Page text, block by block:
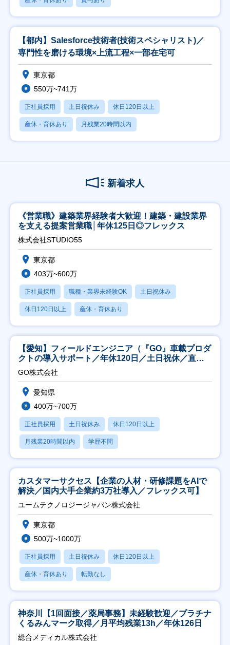
【都内】Salesforce技術者(技術スペシャリスト)／
専門性を磨ける環境×上流工程×一部在宅可
東京都
550万~741万
正社員採用 土日祝休み 休日120日以上
産休・育休あり 月残業20時間以内
新着求人
《営業職》建築業界経験者大歓迎！建築・建設業界
を支える提案営業職│年休125日◎フレックス
株式会社STUDIO55
東京都
403万~600万
正社員採用 職種・業界未経験OK 土日祝休み
休日120日以上 産休・育休あり
【愛知】フィールドエンジニア（『GO』車載プロダ
クトの導入サポート／年休120日／土日祝休／直行
直帰
GO株式会社
愛知県
400万~700万
正社員採用 土日祝休み 休日120日以上
月残業20時間以内 学歴不問
カスタマーサクセス【企業の人材・研修課題をAIで
解決／国内大手企業約3万社導入／フレックス可】
ユームテクノロジージャパン株式会社
東京都
500万~1000万
正社員採用 土日祝休み 休日120日以上
産休・育休あり 転勤なし
神奈川【1回面接／薬局事務】未経験歓迎／プラチナ
くるみんマーク取得／月平均残業13h／年休126日
総合メディカル株式会社